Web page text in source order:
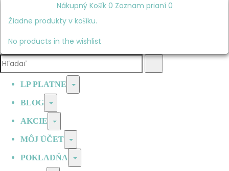
Nákupný Košík 0 Zoznam prianí 0
Žiadne produkty v košíku.
No products in the wishlist
Vyhľadávanie:
LP PLATNE Prepínač
BLOG Prepínač
AKCIE Prepínač
MÔJ ÚČET Prepínač
POKLADŇA Prepínač